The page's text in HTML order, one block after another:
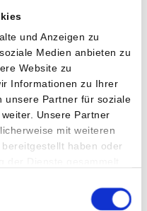
und Anzeigen zu
Medien anbieten zu
Website zu
Informationen zu Ihrer
unsere Partner für soziale
Unsere Partner
mit weiteren
haben oder
den internistischen
Villach ein klares
und wohnortnahe
Heute deckt die Klinik mit